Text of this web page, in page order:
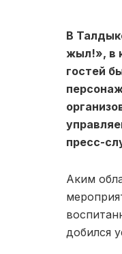
В
жыл!», в
гостей
пресс-
Аким
добился